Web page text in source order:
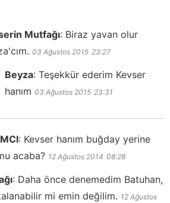
Mutfağı: Biraz yavan olur
03 Ağustos 2015 23:27
Beyza: Teşekkür ederim Kevser
hanım 03 Ağustos 2015 23:31
: Kevser hanım buğday yerine
acaba? 12 Ağustos 2014 08:28
: Daha önce denemedim Batuhan,
mi emin değilim. 12 Ağustos